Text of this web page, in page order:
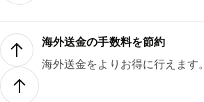
海外送金の手数料を節約
海外送金をよりお得に行えます。